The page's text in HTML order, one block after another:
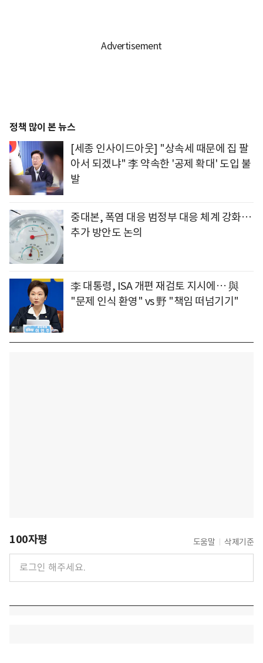
정책 많이 본 뉴스
[세종 인사이드아웃] "상속세 때문에 집 팔
아서 되겠냐" 李 약속한 '공제 확대' 도입 불
발
중대본, 폭염 대응 범정부 대응 체계 강화…
추가 방안도 논의
李 대통령, ISA 개편 재검토 지시에… 與
"문제 인식 환영" vs 野 "책임 떠넘기기"
100자평 도움말 삭제기준